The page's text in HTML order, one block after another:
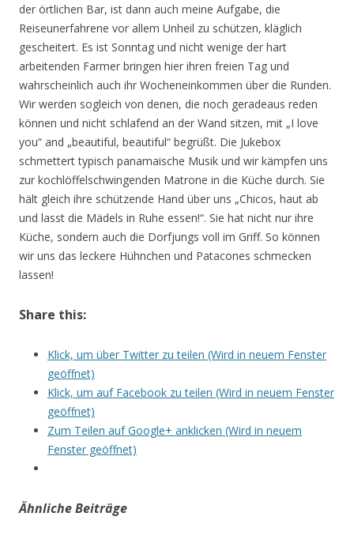
der örtlichen Bar, ist dann auch meine Aufgabe, die
Reiseunerfahrene vor allem Unheil zu schützen, kläglich
gescheitert. Es ist Sonntag und nicht wenige der hart
arbeitenden Farmer bringen hier ihren freien Tag und
wahrscheinlich auch ihr Wocheneinkommen über die Runden.
Wir werden sogleich von denen, die noch geradeaus reden
können und nicht schlafend an der Wand sitzen, mit „I love
you“ and „beautiful, beautiful“ begrüßt. Die Jukebox
schmettert typisch panamaische Musik und wir kämpfen uns
zur kochlöffelschwingenden Matrone in die Küche durch. Sie
hält gleich ihre schützende Hand über uns „Chicos, haut ab
und lasst die Mädels in Ruhe essen!“. Sie hat nicht nur ihre
Küche, sondern auch die Dorfjungs voll im Griff. So können
wir uns das leckere Hühnchen und Patacones schmecken
lassen!
Share this:
Klick, um über Twitter zu teilen (Wird in neuem Fenster
geöffnet)
Klick, um auf Facebook zu teilen (Wird in neuem Fenster
geöffnet)
Zum Teilen auf Google+ anklicken (Wird in neuem
Fenster geöffnet)
Ähnliche Beiträge